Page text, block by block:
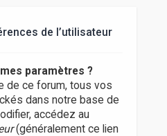
de l’utilisateur
paramètres ?
de ce forum, tous vos
dans notre base de
accédez au
(généralement ce lien